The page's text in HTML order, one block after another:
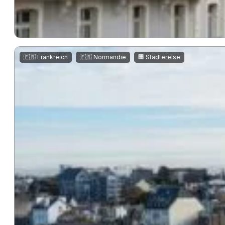
Saint-Malo
Saint-Malo ist eine beeindruckende Hafenstadt in der
und bietet…
mehr lesen
🇫🇷 Frankreich , 🇫🇷 Normandie , 🏢 Städtereise